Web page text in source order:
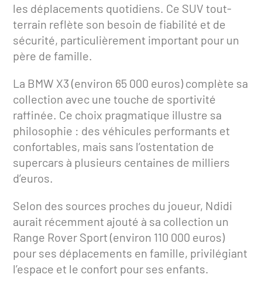
les déplacements quotidiens. Ce SUV tout-
terrain reflète son besoin de fiabilité et de
sécurité, particulièrement important pour un
père de famille.
La BMW X3 (environ 65 000 euros) complète sa
collection avec une touche de sportivité
raffinée. Ce choix pragmatique illustre sa
philosophie : des véhicules performants et
confortables, mais sans l’ostentation de
supercars à plusieurs centaines de milliers
d’euros.
Selon des sources proches du joueur, Ndidi
aurait récemment ajouté à sa collection un
Range Rover Sport (environ 110 000 euros)
pour ses déplacements en famille, privilégiant
l’espace et le confort pour ses enfants.